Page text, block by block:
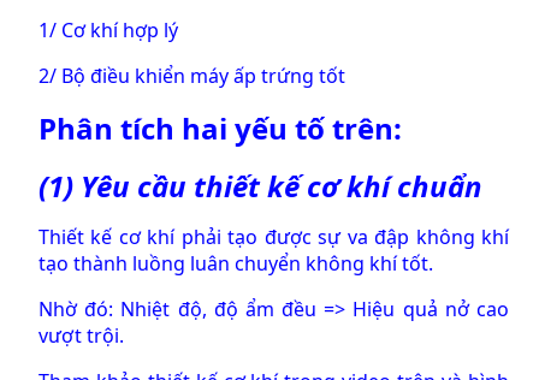
1/ Cơ khí hợp lý
2/ Bộ điều khiển máy ấp trứng tốt
Phân tích hai yếu tố trên:
(1) Yêu cầu thiết kế cơ khí chuẩn
Thiết kế cơ khí phải tạo được sự va đập không khí
tạo thành luồng luân chuyển không khí tốt.
Nhờ đó: Nhiệt độ, độ ẩm đều => Hiệu quả nở cao
vượt trội.